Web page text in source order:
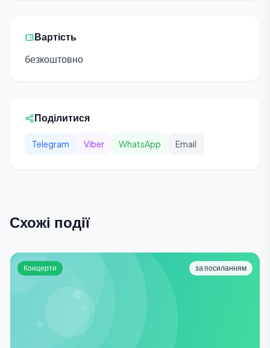
Вартість
безкоштовно
Поділитися
Telegram Viber WhatsApp Email
Схожі події
Концерти за посиланням